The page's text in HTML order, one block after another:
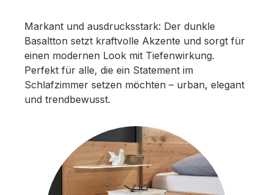
Markant und ausdrucksstark: Der dunkle
Basaltton setzt kraftvolle Akzente und sorgt für
einen modernen Look mit Tiefenwirkung.
Perfekt für alle, die ein Statement im
Schlafzimmer setzen möchten – urban, elegant
und trendbewusst.